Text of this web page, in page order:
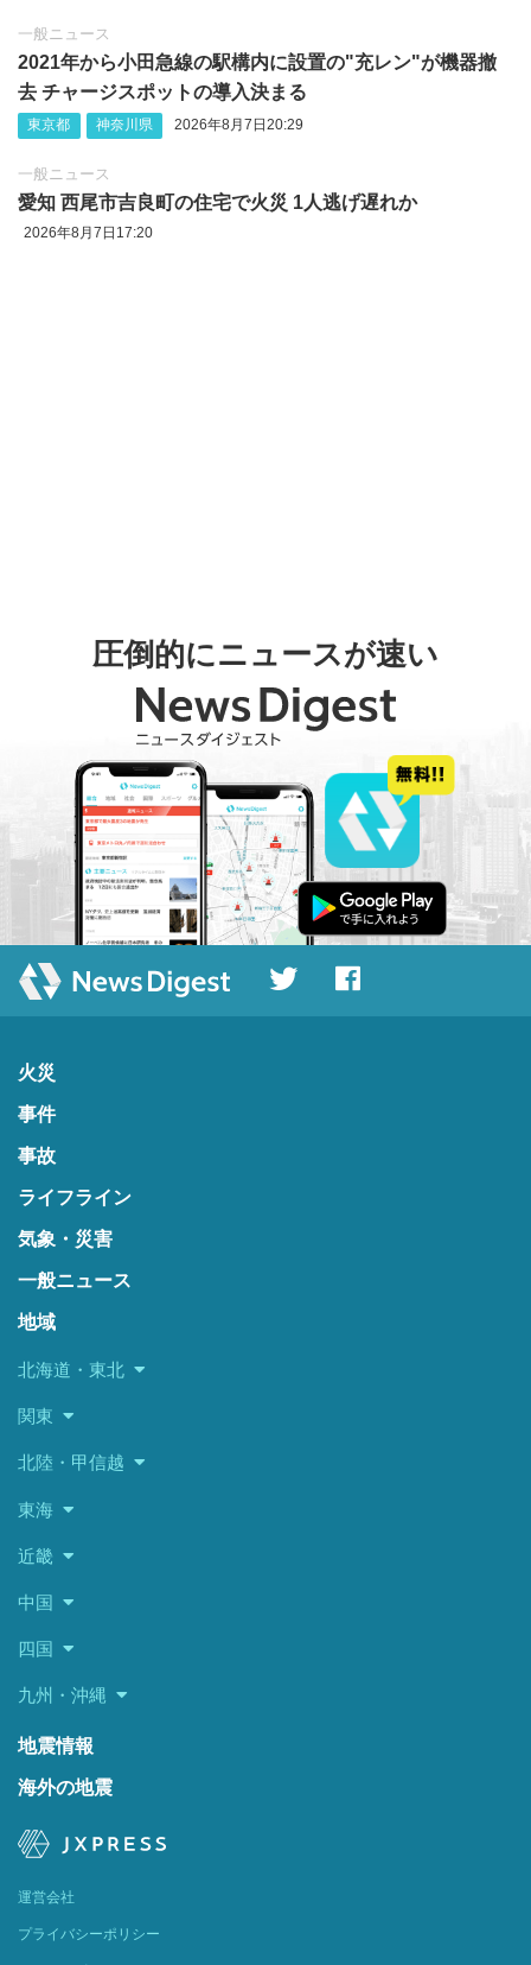
一般ニュース
2021年から小田急線の駅構内に設置の"充レン"が機器撤
去 チャージスポットの導入決まる
東京都 神奈川県 2026年8月7日20:29
一般ニュース
愛知 西尾市吉良町の住宅で火災 1人逃げ遅れか
2026年8月7日17:20
圧倒的にニュースが速い
火災
事件
事故
ライフライン
気象・災害
一般ニュース
地域
北海道・東北
関東
北陸・甲信越
東海
近畿
中国
四国
九州・沖縄
地震情報
海外の地震
運営会社
プライバシーポリシー